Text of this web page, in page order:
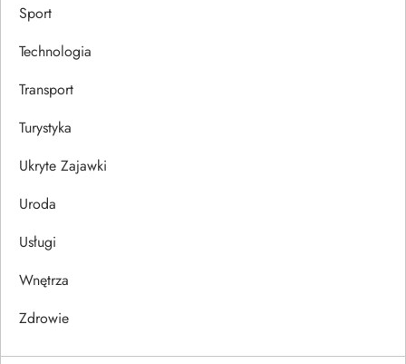
Sport
Technologia
Transport
Turystyka
Ukryte Zajawki
Uroda
Usługi
Wnętrza
Zdrowie